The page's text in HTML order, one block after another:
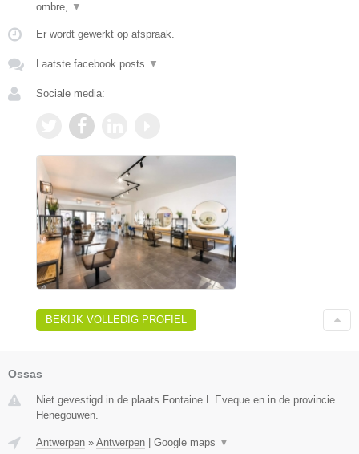
ombre, ▼
Er wordt gewerkt op afspraak.
Laatste facebook posts ▼
Sociale media:
BEKIJK VOLLEDIG PROFIEL
Ossas
Niet gevestigd in de plaats Fontaine L Eveque en in de provincie
Henegouwen.
Antwerpen » Antwerpen | Google maps ▼